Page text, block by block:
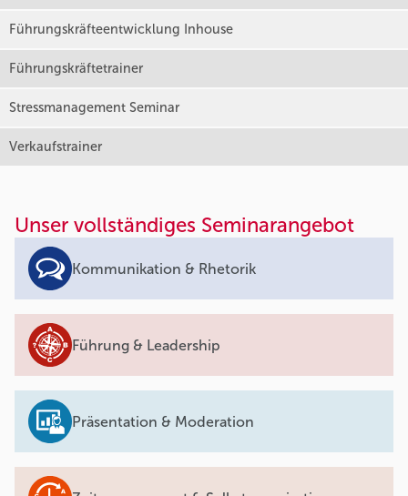
Führungskräfteentwicklung Inhouse
Führungskräftetrainer
Stressmanagement Seminar
Verkaufstrainer
Unser vollständiges Seminarangebot
Kommunikation & Rhetorik
Führung & Leadership
Präsentation & Moderation